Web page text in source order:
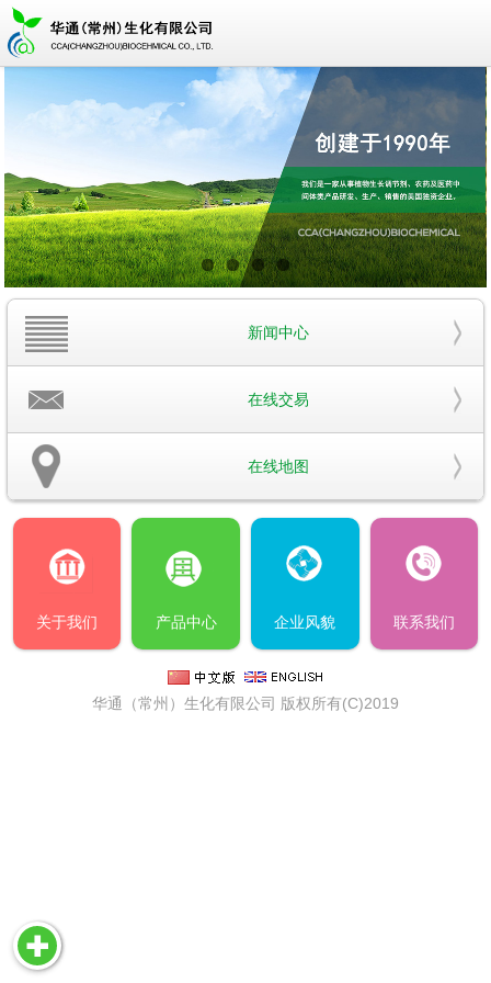
新闻中心
在线交易
在线地图
关于我们 产品中心 企业风貌 联系我们
华通（常州）生化有限公司 版权所有(C)2019